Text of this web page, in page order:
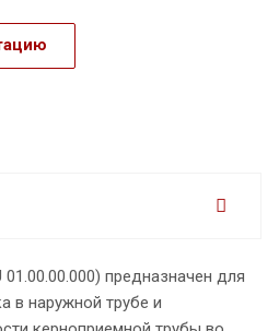
01.00.00.000) предназначен для
в наружной трубе и